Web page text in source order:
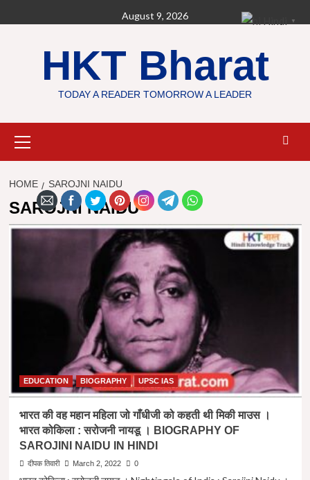
to
August 9, 2026
HKT Bharat
TODAY A READER TOMORROW A LEADER
Menu
HOME SAROJNI NAIDU
SAROJNI NAIDU
EDUCATION BIOGRAPHY UPSC IAS
भारत की वह महान महिला जो गाँधीजी को कहती थी मिकी माउस ।
भारत कोकिला : सरोजनी नायडू । BIOGRAPHY OF
SAROJINI NAIDU IN HINDI
दीपक तिवारी March 2, 2022 0
▼